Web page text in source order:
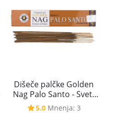
Dišeče palčke Golden
Nag Palo Santo - Sveti
les, 15 g
5.0 Mnenja: 3